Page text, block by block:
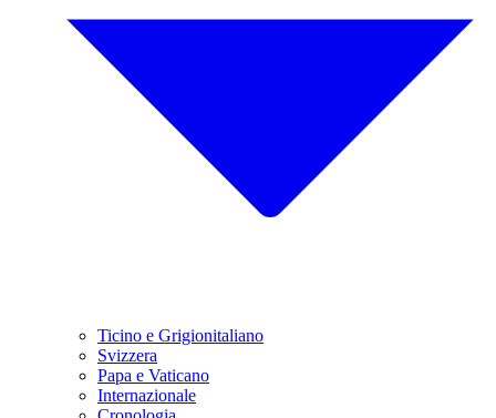
Ticino e Grigionitaliano
Svizzera
Papa e Vaticano
Internazionale